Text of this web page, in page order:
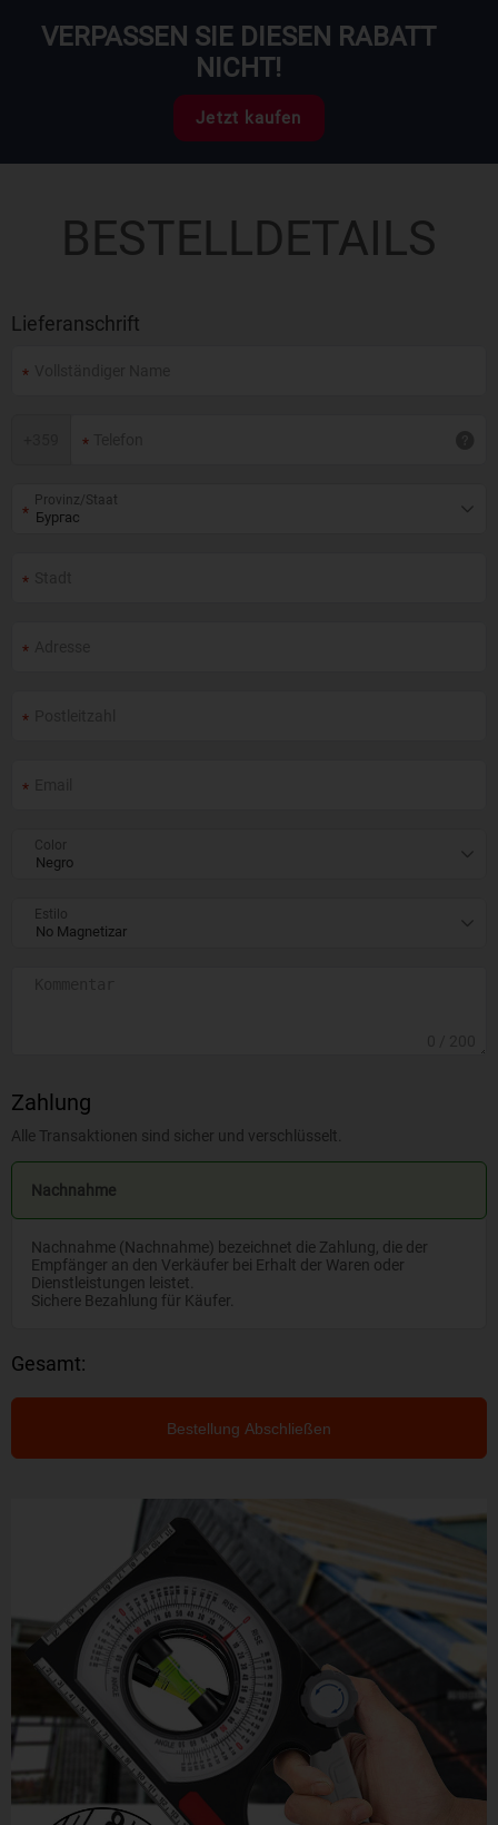
VERPASSEN SIE DIESEN RABATT
NICHT!
Jetzt kaufen
BESTELLDETAILS
Lieferanschrift
Provinz/Staat
Color
Estilo
Zahlung
Alle Transaktionen sind sicher und verschlüsselt.
Nachnahme
Nachnahme (Nachnahme) bezeichnet die Zahlung, die der
Empfänger an den Verkäufer bei Erhalt der Waren oder
Dienstleistungen leistet.
Sichere Bezahlung für Käufer.
Gesamt:
Bestellung Abschließen